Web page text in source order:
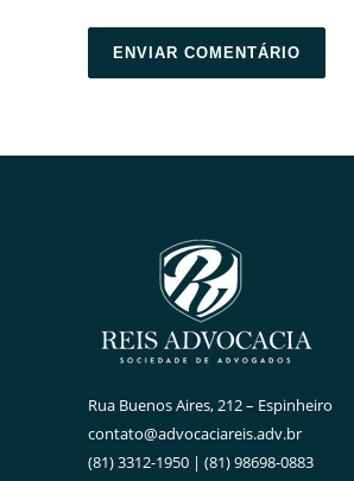
Rua Buenos Aires, 212 – Espinheiro
contato@advocaciareis.adv.br
(81) 3312-1950 | (81) 98698-0883